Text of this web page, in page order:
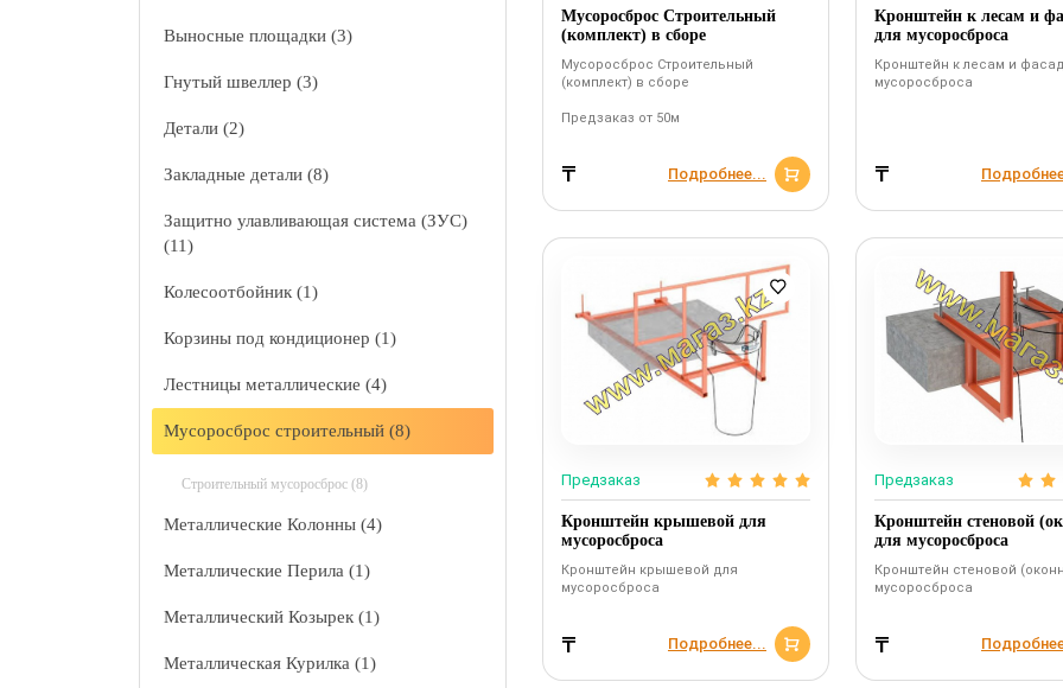
Выносные площадки (3)
Гнутый швеллер (3)
Детали (2)
Закладные детали (8)
Защитно улавливающая система (ЗУС)
(11)
Колесоотбойник (1)
Корзины под кондиционер (1)
Лестницы металлические (4)
Мусоросброс строительный (8)
Строительный мусоросброс (8)
Металлические Колонны (4)
Металлические Перила (1)
Металлический Козырек (1)
Металлическая Курилка (1)
Мусоросброс Строительный
(комплект) в сборе
Мусоросброс Строительный
(комплект) в сборе
Предзаказ от 50м
₸ Подробнее...
Кронштейн к лесам и
для мусоросброса
Кронштейн к лесам и
мусоросброса
₸
Предзаказ
Кронштейн крышевой для
мусоросброса
Кронштейн крышевой для
мусоросброса
₸ Подробнее...
Предзаказ
Кронштейн стеновой
для мусоросброса
Кронштейн стеновой
мусоросброса
₸